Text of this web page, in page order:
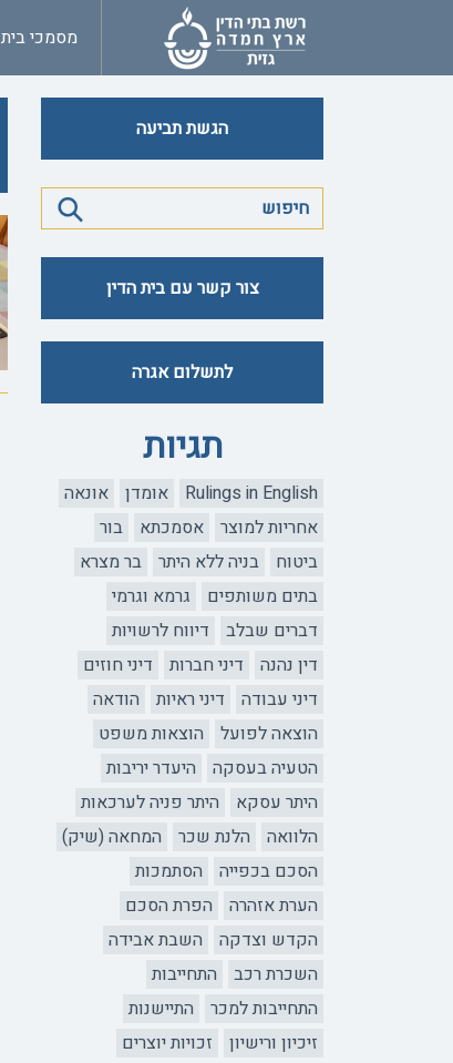
מסמכי
הגשת תביעה
צור קשר עם בית הדין
לתשלום אגרה
תגיות
Rulings in English אומדן
אונאה
אחריות למוצר
אסמכתא
בור
ביטוח
בניה ללא היתר
בר מצרא
בתים משותפים
גרמא וגרמי
דברים שבלב
דיווח לרשויות
דין נהנה
דיני חברות
דיני חוזים
דיני עבודה
דיני ראיות
הודאה
הוצאה לפועל
הוצאות משפט
הטעיה בעסקה
היעדר יריבות
היתר עסקא
היתר פניה לערכאות
הלוואה
הלנת שכר
המחאה (שיק)
הסכם בכפייה
הסתמכות
הערת אזהרה
הפרת הסכם
הקדש וצדקה
השבת אבידה
השכרת רכב
התחייבות
התחייבות למכר
התיישנות
זיכיון ורישיון
זכויות יוצרים